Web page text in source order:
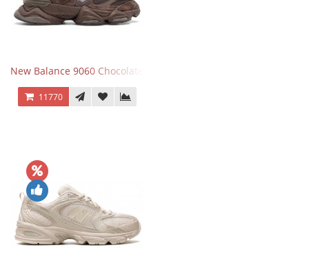
New Balance 9060 Chocolate Brown
11770